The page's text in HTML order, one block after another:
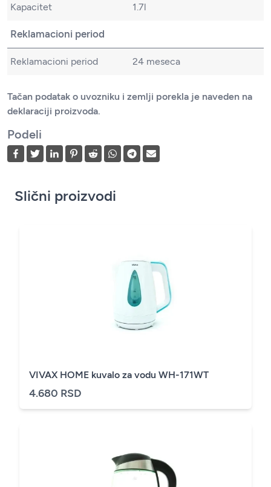
Kapacitet 1.7l
Reklamacioni period
Reklamacioni period 24 meseca
Tačan podatak o uvozniku i zemlji porekla je naveden na
deklaraciji proizvoda.
Podeli
Slični proizvodi
VIVAX HOME kuvalo za vodu WH-171WT
4.680 RSD